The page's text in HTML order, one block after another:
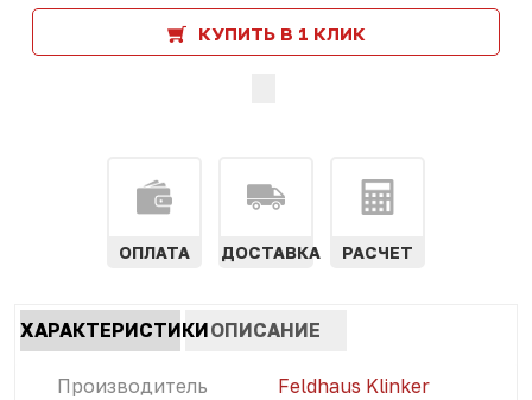
КУПИТЬ В 1 КЛИК
ОПЛАТА ДОСТАВКА РАСЧЕТ
Характеристики
табы
ХАРАКТЕРИСТИКИОПИСАНИЕ
Производитель Feldhaus Klinker